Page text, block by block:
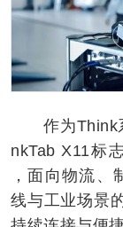
作为Think系
nkTab X11标
，面向物流、
线与工业场景